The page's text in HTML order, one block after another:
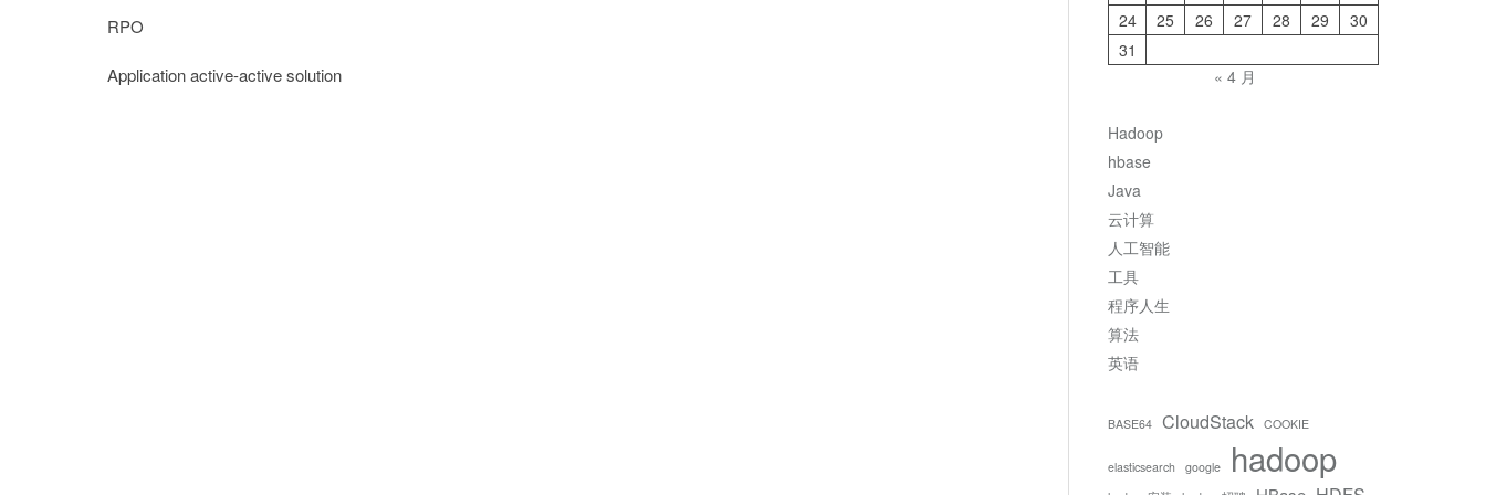
RPO
Application active-active solution
24
25 26 27 28 29
30
31
« 4 月
Hadoop
hbase
Java
云计算
人工智能
工具
程序人生
算法
英语
BASE64 CloudStack COOKIE
elasticsearch google hadoop